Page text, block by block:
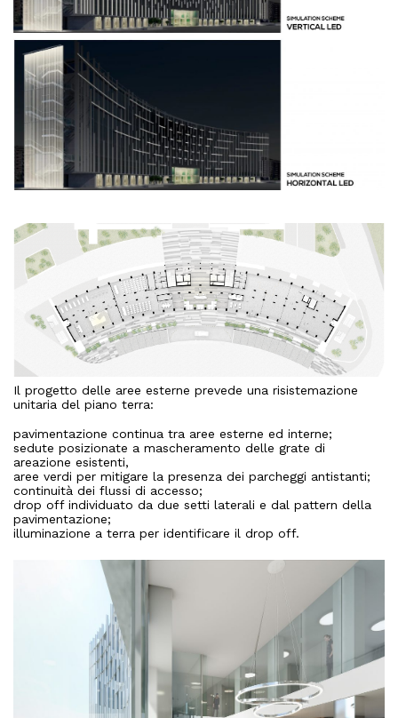
Il progetto delle aree esterne prevede una risistemazione
unitaria del piano terra:
pavimentazione continua tra aree esterne ed interne;
sedute posizionate a mascheramento delle grate di
areazione esistenti,
aree verdi per mitigare la presenza dei parcheggi antistanti;
continuità dei flussi di accesso;
drop off individuato da due setti laterali e dal pattern della
pavimentazione;
illuminazione a terra per identificare il drop off.